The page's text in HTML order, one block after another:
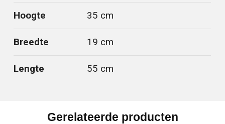
Hoogte 35 cm
Breedte 19 cm
Lengte 55 cm
Gerelateerde producten